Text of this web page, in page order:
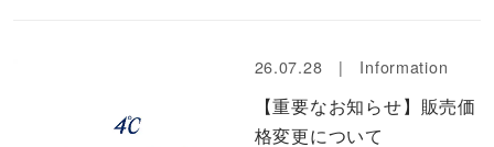
26.07.28 | Information
【重要なお知らせ】販売価
格変更について